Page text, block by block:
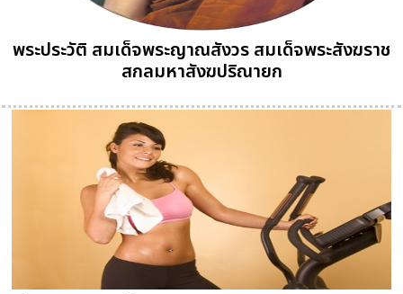
พระประวัติ สมเด็จพระญาณสังวร สมเด็จพระสังฆราช
สกลมหาสังฆปริณายก